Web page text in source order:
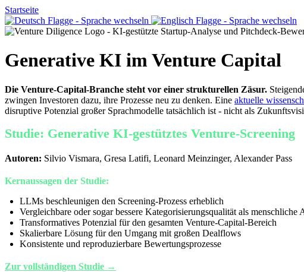
Startseite
Generative KI im Venture Capital
Die Venture-Capital-Branche steht vor einer strukturellen Zäsur.
zwingen Investoren dazu, ihre Prozesse neu zu denken. Eine aktuelle
disruptive Potenzial großer Sprachmodelle tatsächlich ist - nicht als
Studie: Generative KI-gestütztes Venture-Screening
Autoren: Silvio Vismara, Gresa Latifi, Leonard Meinzinger, Alexander Pass
Kernaussagen der Studie:
LLMs beschleunigen den Screening-Prozess erheblich
Vergleichbare oder sogar bessere Kategorisierungsqualität als menschliche
Transformatives Potenzial für den gesamten Venture-Capital-Bereich
Skalierbare Lösung für den Umgang mit großen Dealflows
Konsistente und reproduzierbare Bewertungsprozesse
Zur vollständigen Studie →